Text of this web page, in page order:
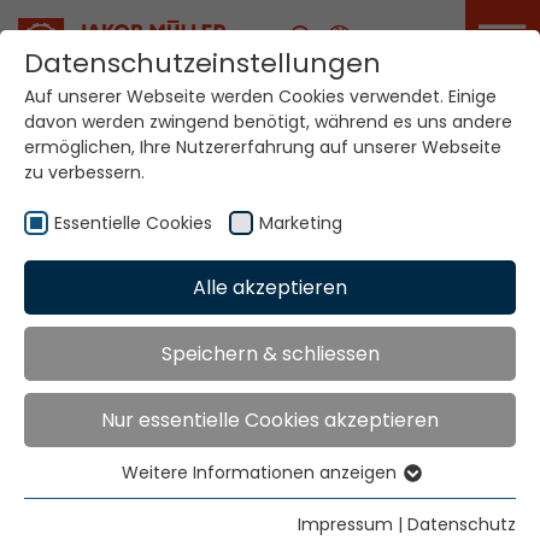
Karriere
Ihre Welt. Unsere
Technologien.
Home Bulgarien
Globale Präsenz
Smart Textilchemie Ltd
Str. Nezabravka 11b
Datenschutzeinstellungen
Auf unserer Webseite werden Cookies verwendet. Einige
davon werden zwingend benötigt, während es uns andere
ermöglichen, Ihre Nutzererfahrung auf unserer Webseite
zu verbessern.
Essentielle Cookies Marketing
Alle akzeptieren
Speichern & schliessen
Nur essentielle Cookies akzeptieren
Essentielle Cookies
Essentielle Cookies werden für grundlegende
Weitere Informationen anzeigen
Impressum | Datenschutz